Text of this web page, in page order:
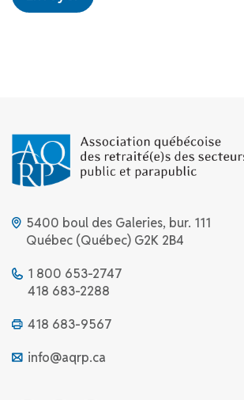
5400 boul des Galeries, bur. 111
Québec (Québec) G2K 2B4
1 800 653-2747
418 683-2288
418 683-9567
info@aqrp.ca